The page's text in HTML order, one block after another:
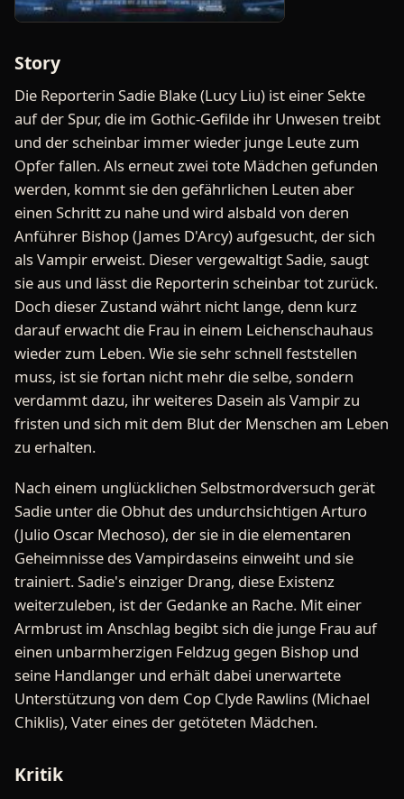
Story
Die Reporterin Sadie Blake (Lucy Liu) ist einer Sekte
auf der Spur, die im Gothic-Gefilde ihr Unwesen treibt
und der scheinbar immer wieder junge Leute zum
Opfer fallen. Als erneut zwei tote Mädchen gefunden
werden, kommt sie den gefährlichen Leuten aber
einen Schritt zu nahe und wird alsbald von deren
Anführer Bishop (James D'Arcy) aufgesucht, der sich
als Vampir erweist. Dieser vergewaltigt Sadie, saugt
sie aus und lässt die Reporterin scheinbar tot zurück.
Doch dieser Zustand währt nicht lange, denn kurz
darauf erwacht die Frau in einem Leichenschauhaus
wieder zum Leben. Wie sie sehr schnell feststellen
muss, ist sie fortan nicht mehr die selbe, sondern
verdammt dazu, ihr weiteres Dasein als Vampir zu
fristen und sich mit dem Blut der Menschen am Leben
zu erhalten.
Nach einem unglücklichen Selbstmordversuch gerät
Sadie unter die Obhut des undurchsichtigen Arturo
(Julio Oscar Mechoso), der sie in die elementaren
Geheimnisse des Vampirdaseins einweiht und sie
trainiert. Sadie's einziger Drang, diese Existenz
weiterzuleben, ist der Gedanke an Rache. Mit einer
Armbrust im Anschlag begibt sich die junge Frau auf
einen unbarmherzigen Feldzug gegen Bishop und
seine Handlanger und erhält dabei unerwartete
Unterstützung von dem Cop Clyde Rawlins (Michael
Chiklis), Vater eines der getöteten Mädchen.
Kritik